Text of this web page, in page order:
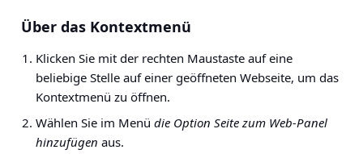
Über das Kontextmenü
Klicken Sie mit der rechten Maustaste auf eine
beliebige Stelle auf einer geöffneten Webseite, um das
Kontextmenü zu öffnen.
Wählen Sie im Menü die Option Seite zum Web-Panel
hinzufügen aus.